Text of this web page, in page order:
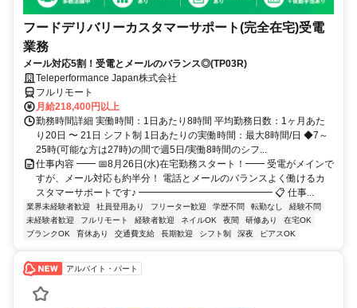
フードデリバリーカスタマーサポート(完全在宅)受電
業務
メール対応5割！受電とメールのバランス◎(TP03R)
Teleperformance Japan株式会社
フルリモート
月給218,400円以上
勤務時間詳細 実働時間：1日あたり8時間 平均勤務日数：1ヶ月あた
り20日 〜 21日 シフト制 1日あたりの実働時間：最大8時間/日 ◆7～
25時(可能な方は27時)の間で週5日/実働8時間のシフ...
仕事内容 ━━ 📅8月26日(水)在宅勤務スタート！━━ 受電がメインで
すが、メール対応も約半分！ 電話とメールのバランスよく働けるカ
スタマーサポートです♪ ━━━━━━━━━━━━━━ 📋 仕事...
業界未経験者歓迎 社員登用あり フリーター歓迎 学歴不問 転勤なし
経験不問
未経験者歓迎
フルリモート 経験者歓迎 ネイルOK 夜間 研修あり
在宅OK
ブランクOK
育休あり 交通費支給 長期歓迎 シフト制 深夜 ピアスOK
アルバイト・パート